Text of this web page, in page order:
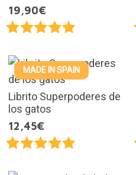
19,90€
MADE IN SPAIN
Librito Superpoderes de
los gatos
12,45€